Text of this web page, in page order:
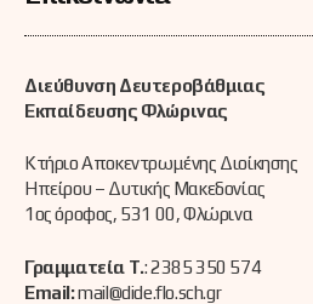
Διεύθυνση Δευτεροβάθμιας
Εκπαίδευσης Φλώρινας
Κτήριο Αποκεντρωμένης Διοίκησης
Ηπείρου – Δυτικής Μακεδονίας
1ος όροφος, 531 00, Φλώρινα
Γραμματεία Τ.: 2385 350 574
Email:mail@dide.flo.sch.gr